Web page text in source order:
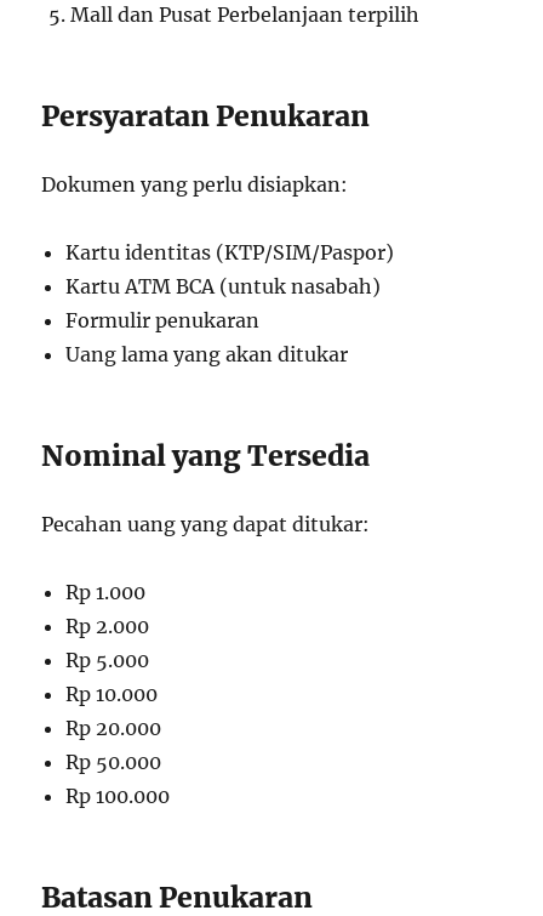
Mall dan Pusat Perbelanjaan terpilih
Persyaratan Penukaran
Dokumen yang perlu disiapkan:
Kartu identitas (KTP/SIM/Paspor)
Kartu ATM BCA (untuk nasabah)
Formulir penukaran
Uang lama yang akan ditukar
Nominal yang Tersedia
Pecahan uang yang dapat ditukar:
Rp 1.000
Rp 2.000
Rp 5.000
Rp 10.000
Rp 20.000
Rp 50.000
Rp 100.000
Batasan Penukaran